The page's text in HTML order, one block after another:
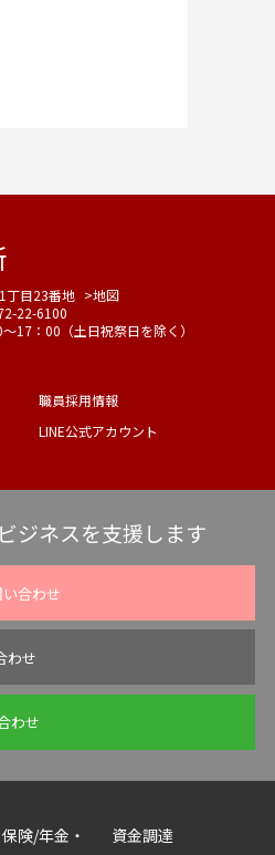
丁目23番地 >地図
22-6100
17：00（土日祝祭日を除く）
職員採用情報
LINE公式アカウント
ジネスを支援します
合わせ
わせ
わせ
険/年金・
資金調達